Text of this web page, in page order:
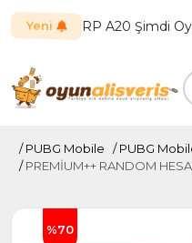
Yeni RP A20 Şimdi
PUBG Mobile
PUBG
PREMİUM++ RANDOM
%70